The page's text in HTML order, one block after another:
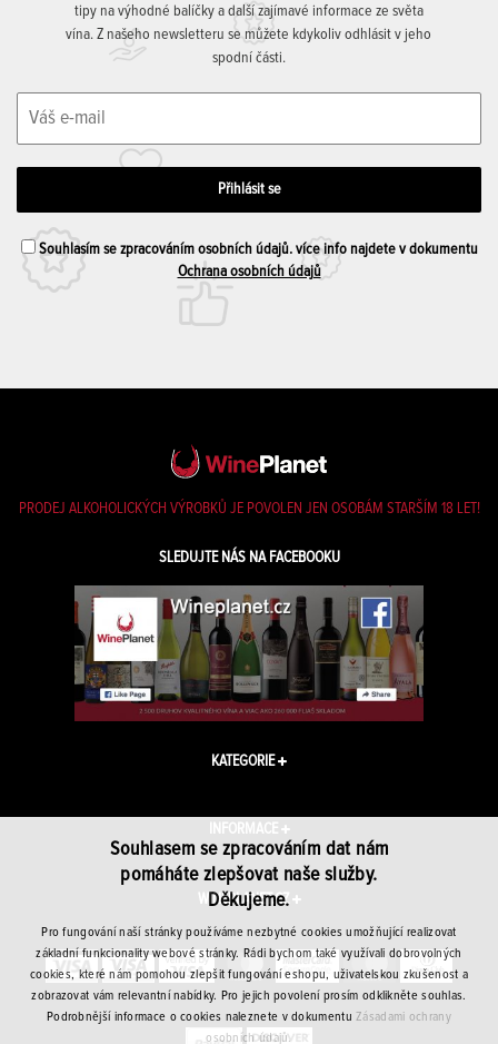
tipy na výhodné balíčky a další zajímavé informace ze světa
vína. Z našeho newsletteru se můžete kdykoliv odhlásit v jeho
spodní části.
Souhlasím se zpracováním osobních údajů. více info najdete v dokumentu
Ochrana osobních údajů
PRODEJ ALKOHOLICKÝCH VÝROBKŮ JE POVOLEN JEN OSOBÁM STARŠÍM 18 LET!
SLEDUJTE NÁS NA FACEBOOKU
KATEGORIE
INFORMACE
WINEPLANET.CZ
Souhlasem se zpracováním dat nám
pomáháte zlepšovat naše služby.
Děkujeme.
Pro fungování naší stránky používáme nezbytné cookies umožňující realizovat
základní funkcionality webové stránky. Rádi bychom také využívali dobrovolných
cookies, které nám pomohou zlepšit fungování eshopu, uživatelskou zkušenost a
zobrazovat vám relevantní nabídky. Pro jejich povolení prosím odklikněte souhlas.
Podrobnější informace o cookies naleznete v dokumentuZásadami ochrany
osobních údajů.